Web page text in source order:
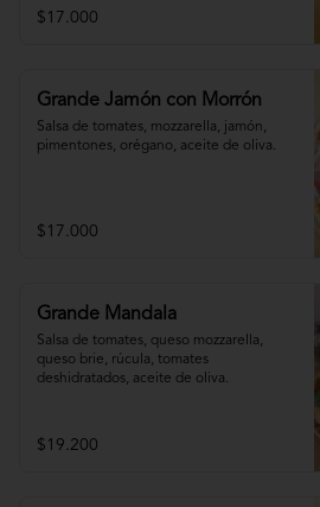
$17.000
Grande Jamón con Morrón
Salsa de tomates, mozzarella, jamón,
pimentones, orégano, aceite de oliva.
$17.000
Grande Mandala
Salsa de tomates, queso mozzarella,
queso brie, rúcula, tomates
deshidratados, aceite de oliva.
$19.200